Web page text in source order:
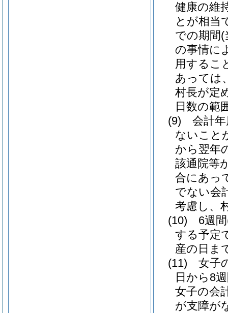
健康の維
とが相当
での期間(
の事情に
用するこ
あっては
村長が定
日数の範
(9)
会計
ないこと
から翌年
該通院等
合にあっ
でない会
考慮し、
(10)
6週間
する予定
産の日ま
(11)
女子
日から8
女子の会
が支障が